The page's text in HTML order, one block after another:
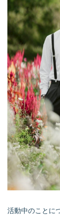
活動中のことに